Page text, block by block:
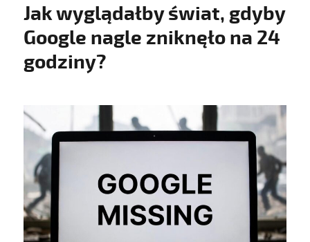
Jak wyglądałby świat, gdyby
Google nagle zniknęło na 24
godziny?